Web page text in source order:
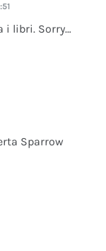
i libri. Sorry…
Sparrow